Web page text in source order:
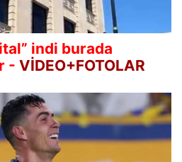
indi burada
- VİDEO+FOTOLAR